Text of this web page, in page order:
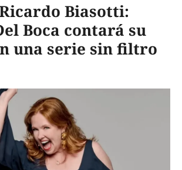
Biasotti:
Boca contará su
una serie sin filtro